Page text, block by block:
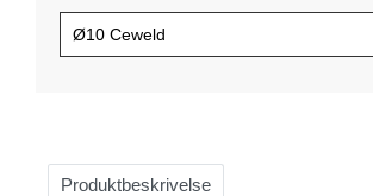
Produktbeskrivelse